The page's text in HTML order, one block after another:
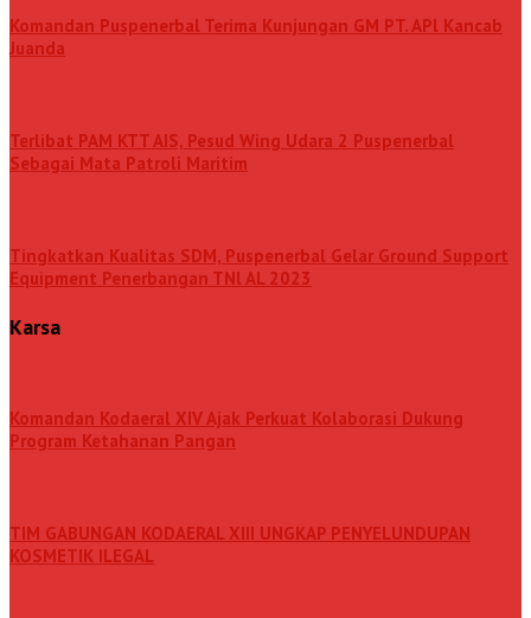
Komandan Puspenerbal Terima Kunjungan GM PT. APl Kancab
Juanda
Terlibat PAM KTT AIS, Pesud Wing Udara 2 Puspenerbal
Sebagai Mata Patroli Maritim
Tingkatkan Kualitas SDM, Puspenerbal Gelar Ground Support
Equipment Penerbangan TNl AL 2023
Karsa
Komandan Kodaeral XIV Ajak Perkuat Kolaborasi Dukung
Program Ketahanan Pangan
TIM GABUNGAN KODAERAL XIII UNGKAP PENYELUNDUPAN
KOSMETIK ILEGAL